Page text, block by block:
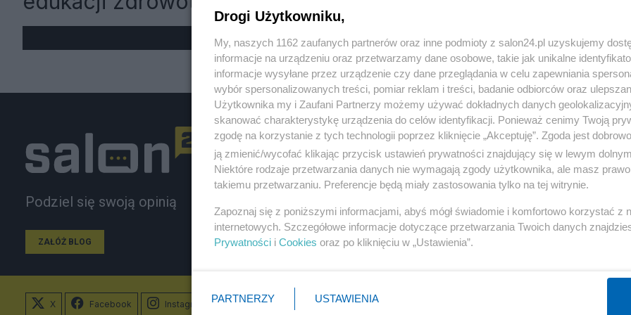
« WRÓĆ DO NOTKI
Podziel się swoją opinią
ZAŁÓŻ BLOG
Polityka
PiS
Rząd
NATO
KO
Gospodarka
Biznes
Pieniądze
Inwestycje
Podatki
X Facebook Instagram
Drogi Użytkowniku,
My, naszych 1162 zaufanych partnerów oraz inne podmioty z salon24.pl uzyskujemy
informacje na urządzeniu oraz przetwarzamy dane osobowe, takie jak unikalne
informacje wysyłane przez urządzenie czy dane przeglądania w celu zapewniania
wybór spersonalizowanych treści, pomiar reklam i treści, badanie odbiorców oraz
Użytkownika my i Zaufani Partnerzy możemy używać dokładnych danych
skanować charakterystykę urządzenia do celów identyfikacji. Ponieważ cenimy Twoją
zgodę na korzystanie z tych technologii poprzez kliknięcie „Akceptuję”. Zgoda jest
ją zmienić/wycofać klikając przycisk ustawień prywatności znajdujący się w lewym
Niektóre rodzaje przetwarzania danych nie wymagają zgody użytkownika, ale masz
takiemu przetwarzaniu. Preferencje będą miały zastosowania tylko na tej witrynie.
Zapoznaj się z poniższymi informacjami, abyś mógł świadomie i komfortowo korzystać z
internetowych. Szczegółowe informacje dotyczące przetwarzania Twoich danych
Prywatności i Cookies oraz po kliknięciu w „Ustawienia”.
PARTNERZY USTAWIENIA